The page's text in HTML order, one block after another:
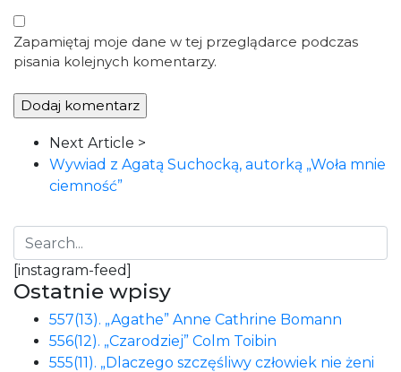
Zapamiętaj moje dane w tej przeglądarce podczas
pisania kolejnych komentarzy.
Article
Navigation
Next Article >
Wywiad z Agatą Suchocką, autorką „Woła mnie
ciemność”
[instagram-feed]
Ostatnie wpisy
557(13). „Agathe” Anne Cathrine Bomann
556(12). „Czarodziej” Colm Toibin
555(11). „Dlaczego szczęśliwy człowiek nie żeni